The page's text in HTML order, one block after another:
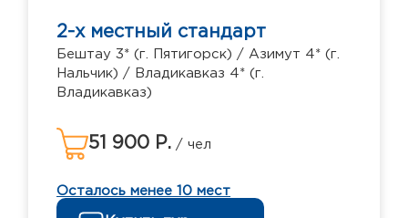
2-х местный стандарт
Бештау 3* (г. Пятигорск) / Азимут 4* (г.
Нальчик) / Владикавказ 4* (г.
Владикавказ)
51 900 Р. / чел
Осталось менее 10 мест